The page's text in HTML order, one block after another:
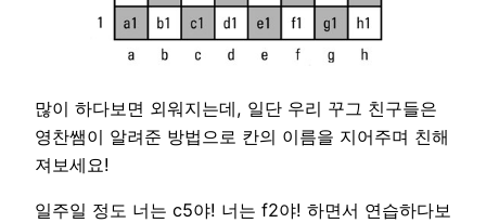
많이 하다보면 외워지는데, 일단 우리 꾸그 친구들은
영찬쌤이 알려준 방법으로 칸의 이름을 지어주며 친해
져보세요!
일주일 정도 너는 c5야! 너는 f2야! 하면서 연습하다보